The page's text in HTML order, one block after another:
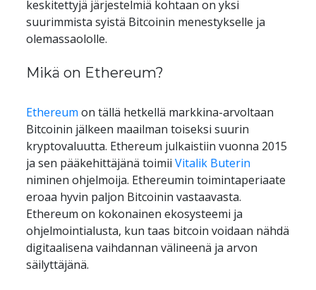
keskitettyjä järjestelmiä kohtaan on yksi
suurimmista syistä Bitcoinin menestykselle ja
olemassaololle.
Mikä on Ethereum?
Ethereum on tällä hetkellä markkina-arvoltaan
Bitcoinin jälkeen maailman toiseksi suurin
kryptovaluutta. Ethereum julkaistiin vuonna 2015
ja sen pääkehittäjänä toimii Vitalik Buterin
niminen ohjelmoija. Ethereumin toimintaperiaate
eroaa hyvin paljon Bitcoinin vastaavasta.
Ethereum on kokonainen ekosysteemi ja
ohjelmointialusta, kun taas bitcoin voidaan nähdä
digitaalisena vaihdannan välineenä ja arvon
säilyttäjänä.